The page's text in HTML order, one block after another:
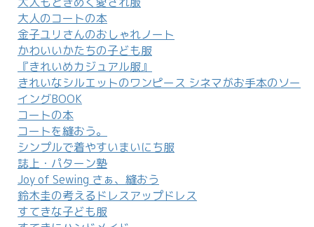
大人のコートの本
金子ユリさんのおしゃれノート
かわいいかたちの子ども服
『きれいめカジュアル服』
きれいなシルエットのワンピース シネマがお手本のソー
イングBOOK
コートの本
コートを縫おう。
シンプルで着やすいまいにち服
誌上・パターン塾
Joy of Sewing さぁ、縫おう
鈴木圭の考えるドレスアップドレス
すてきな子ども服